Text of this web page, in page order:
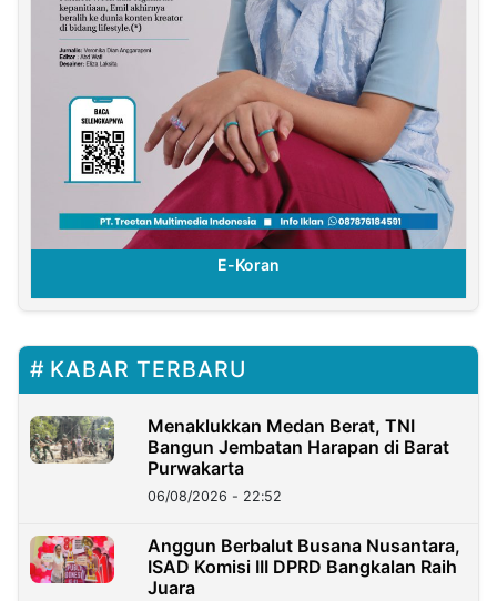
E-Koran
KABAR TERBARU
Menaklukkan Medan Berat, TNI
Bangun Jembatan Harapan di Barat
Purwakarta
06/08/2026 - 22:52
Anggun Berbalut Busana Nusantara,
ISAD Komisi III DPRD Bangkalan Raih
Juara